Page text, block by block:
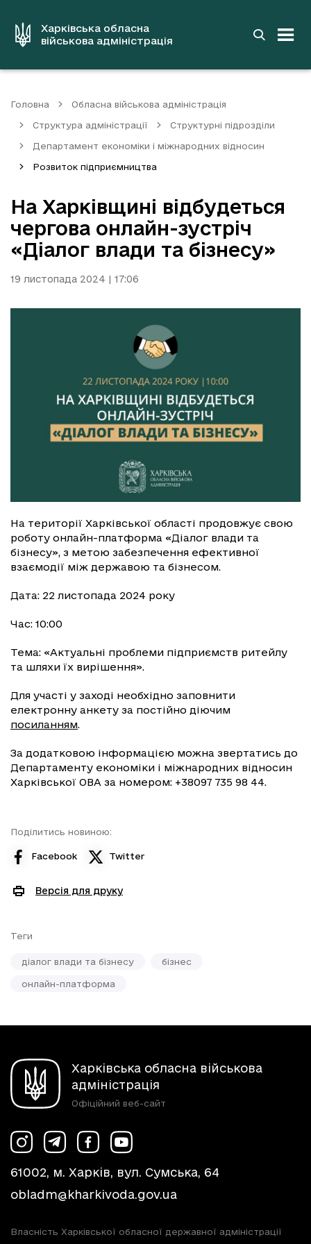
вмістуХарківська обласна
військова адміністрація
Головна Обласна військова адміністрація
Структура адміністрації Структурні підрозділи
Департамент економіки і міжнародних відносин
Розвиток підприємництва
На Харківщині відбудеться
чергова онлайн-зустріч
«Діалог влади та бізнесу»
19 листопада 2024 | 17:06
На території Харківської області продовжує свою
роботу онлайн-платформа «Діалог влади та
бізнесу», з метою забезпечення ефективної
взаємодії між державою та бізнесом.
Дата: 22 листопада 2024 року
Час: 10:00
Тема: «Актуальні проблеми підприємств ритейлу
та шляхи їх вирішення».
Для участі у заході необхідно заповнити
електронну анкету за постійно діючим
посиланням.
За додатковою інформацією можна звертатись до
Департаменту економіки і міжнародних відносин
Харківської ОВА за номером: +38097 735 98 44.
Поділитись новиною:
Facebook Twitter
Версія для друку
Теги
діалог влади та бізнесу бізнес
онлайн-платформа
Харківська обласна військова
адміністрація
Офіційний веб-сайт
61002, м. Харків, вул. Сумська, 64
obladm@kharkivoda.gov.ua
Власність Харківської обласної державної адміністрації